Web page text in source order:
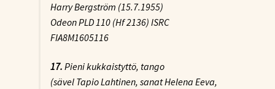
Harry Bergström (15.7.1955)
Odeon PLD 110 (Hf 2136) ISRC
FIA8M1605116
17. Pieni kukkaistyttö, tango
(sävel Tapio Lahtinen, sanat Helena Eeva,